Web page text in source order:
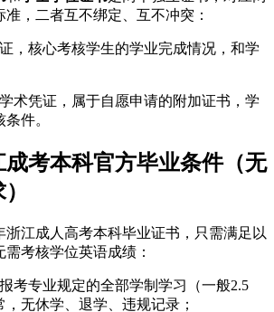
，二者互不绑定、互不冲突：
，核心考核学生的学业完成情况，和学
术凭证，属于自愿申请的附加证书，学
件。
成考本科官方毕业条件（无
浙江成人高考本科毕业证书，只需满足以
考核学位英语成绩：
考专业规定的全部学制学习（一般2.5
无休学、退学、违规记录；